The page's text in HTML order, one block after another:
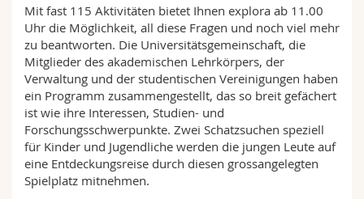
Mit fast 115 Aktivitäten bietet Ihnen explora ab 11.00
Uhr die Möglichkeit, all diese Fragen und noch viel mehr
zu beantworten. Die Universitätsgemeinschaft, die
Mitglieder des akademischen Lehrkörpers, der
Verwaltung und der studentischen Vereinigungen haben
ein Programm zusammengestellt, das so breit gefächert
ist wie ihre Interessen, Studien- und
Forschungsschwerpunkte. Zwei Schatzsuchen speziell
für Kinder und Jugendliche werden die jungen Leute auf
eine Entdeckungsreise durch diesen grossangelegten
Spielplatz mitnehmen.